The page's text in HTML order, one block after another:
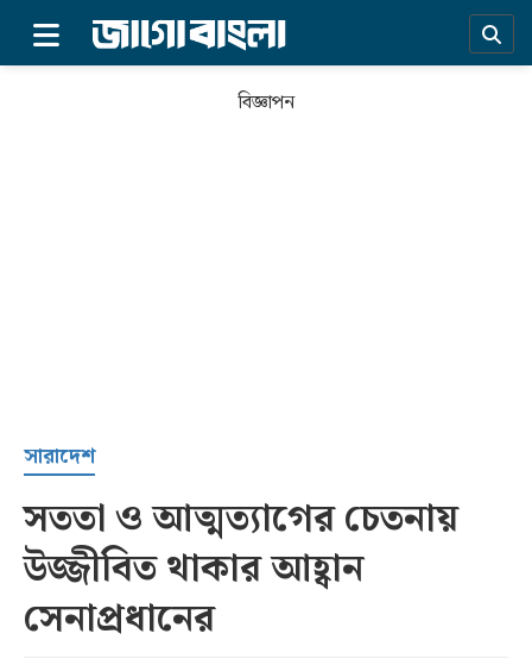
সর্বশেষ
সব
বিভাগ
বিজ্ঞাপন
সারাদেশ
সততা ও আত্মত্যাগের চেতনায়
উজ্জীবিত থাকার আহ্বান
সেনাপ্রধানের